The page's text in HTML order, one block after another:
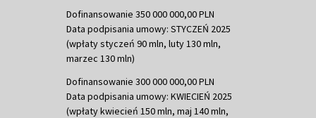
Dofinansowanie 350 000 000,00 PLN
Data podpisania umowy: STYCZEŃ 2025
(wpłaty styczeń 90 mln, luty 130 mln,
marzec 130 mln)
Dofinansowanie 300 000 000,00 PLN
Data podpisania umowy: KWIECIEŃ 2025
(wpłaty kwiecień 150 mln, maj 140 mln,